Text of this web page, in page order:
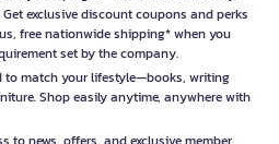
exclusive discount coupons and perks
free nationwide shipping* when you
set by the company.
to match your lifestyle—books, writing
Shop easily anytime, anywhere with